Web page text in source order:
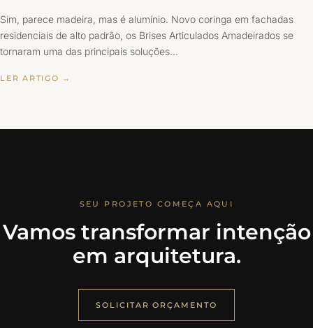
Sim, parece madeira, mas é alumínio. Novo coringa em fachadas
residenciais de alto padrão, os Brises Articulados Amadeirados se
tornaram uma das principais soluções…
LER ARTIGO →
SEU PROJETO COMEÇA AQUI
Vamos transformar intenção
em arquitetura.
SOLICITAR ORÇAMENTO